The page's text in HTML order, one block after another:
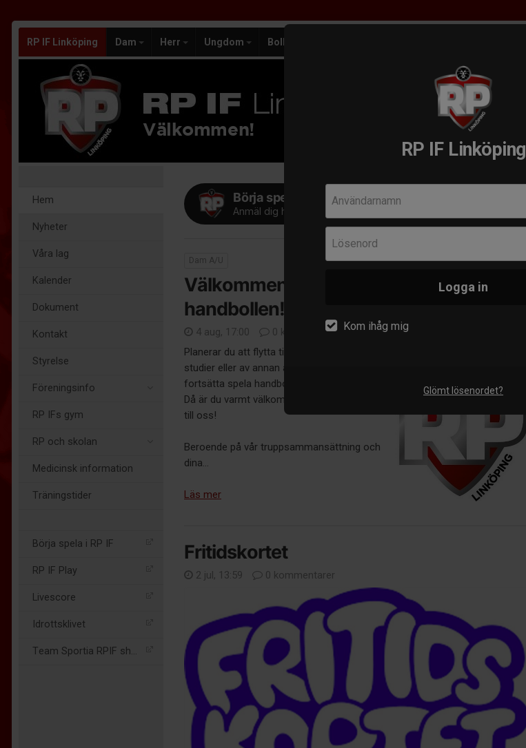
RP IF Linköping Dam Herr Ungdom Bollek
RP IF Linköping
Användarnamn
Lösenord
Logga in
Kom ihåg mig
Glömt lösenordet?
Välkommen!
Hem
Nyheter
Våra lag
Kalender
Dokument
Kontakt
Styrelse
Föreningsinfo
RP IFs gym
RP och skolan
Medicinsk information
Träningstider
Börja spela i RP IF
RP IF Play
Livescore
Idrottsklivet
Team Sportia RPIF shopen
Börja spela handboll!
Anmäl dig här!
Dam A/U
Välkommen till Linköping – och till
handbollen!
4 aug, 17:00
0 kommentarer
Planerar du att flytta till Linköping för jobb,
studier eller av annan anledning, och vill
fortsätta spela handboll?
Då är du varmt välkommen att höra av dig
till oss!
Beroende på vår truppsammansättning och
dina...
Läs mer
Fritidskortet
2 jul, 13:59 0 kommentarer